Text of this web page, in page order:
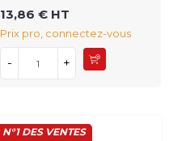
13,86 € HT
Prix pro, connectez-vous
- +
N°1 DES VENTES